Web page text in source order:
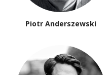
Piotr Anderszewski